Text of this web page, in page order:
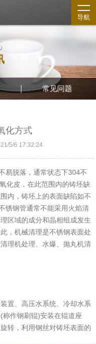
导航
常见问题
化方式
5/6 17:32:24
易脱落，通常状态下304不
化皮，在此范围内的铸坯缺
内，铸坯上的表面缺陷如不
锈钢管通常不能采用火焰清
区域的成分和晶相组成发生
，机械清理是不锈钢表面处
理机处理、水爆、抛丸机清
、高压水系统、冷却水系
作钢刷辊)安装在辊道座
转，利用钢丝对铸坯表面的